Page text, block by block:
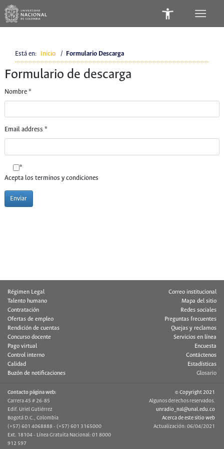
Está en: Inicio / Formulario Descarga
Formulario de descarga
Nombre *
Email address *
*
Acepta los terminos y condiciones
Enviar
Régimen Legal
Talento humano
Contratación
Ofertas de empleo
Rendición de cuentas
Concurso docente
Pago virtual
Control interno
Calidad
Buzón de notificaciones
Correo institucional
Mapa del sitio
Redes sociales
Preguntas frecuentes
Quejas y reclamos
Servicios en línea
Encuesta
Contáctenos
Estadísticas
Glosario
Contacto página web:
Carrera 45 # 26-85
Edif. Uriel Gutiérrez
Bogotá D.C., Colombia
(+57) 601 4068888 - (+57) 601 3165000
Ext. 18104 - Línea Gratuita Nacional: 01 8000
912 597
© Copyright 2021
Algunos derechos reservados.
unradio_nal@unal.edu.co
Acerca de este sitio web
Actualización: 06/04/2021